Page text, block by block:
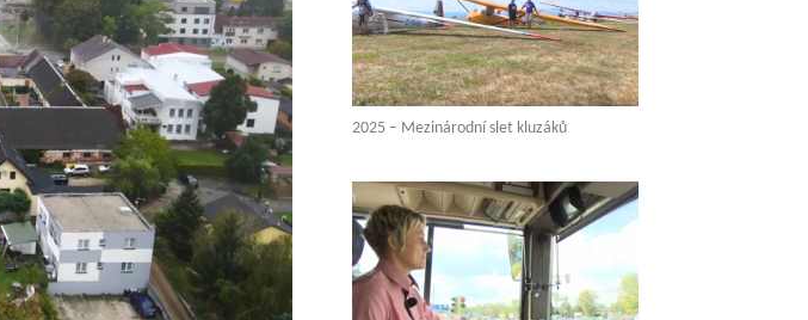
2025 – Mezinárodní slet kluzáků